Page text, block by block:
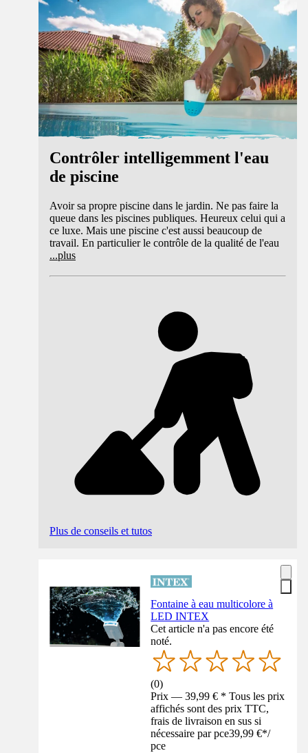
Contrôler intelligemment l'eau
de piscine
Avoir sa propre piscine dans le jardin. Ne pas faire la
queue dans les piscines publiques. Heureux celui qui a
ce luxe. Mais une piscine c'est aussi beaucoup de
travail. En particulier le contrôle de la qualité de l'eau
...plus
Plus de conseils et tutos
Fontaine à eau multicolore à
LED INTEX
Cet article n'a pas encore été
noté.
(0)
Prix — 39,99 € * Tous les prix
affichés sont des prix TTC,
frais de livraison en sus si
nécessaire par pce39,99 €*/
pce